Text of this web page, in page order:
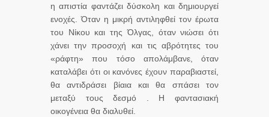
η απιστία φαντάζει δύσκολη και δημιουργεί
ενοχές. Όταν η μικρή αντιληφθεί τον έρωτα
του Νίκου και της Όλγας, όταν νιώσει ότι
χάνει την προσοχή και τις αβρότητες του
«ράφτη» που τόσο απολάμβανε, όταν
καταλάβει ότι οι κανόνες έχουν παραβιαστεί,
θα αντιδράσει βίαια και θα σπάσει τον
μεταξύ τους δεσμό . Η φαντασιακή
οικογένεια θα διαλυθεί.